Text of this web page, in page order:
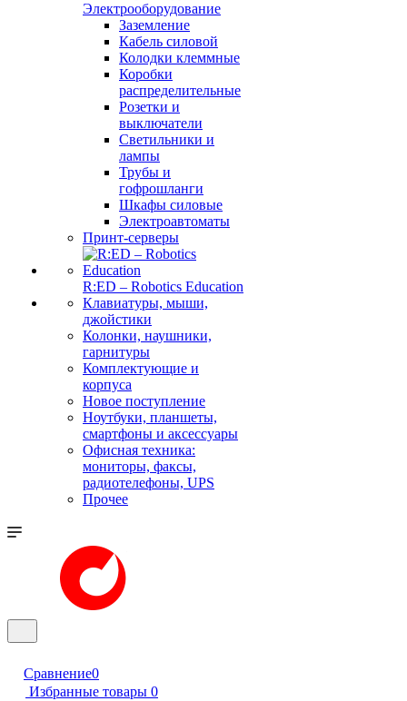
Электрооборудование
Заземление
Кабель силовой
Колодки клеммные
Коробки
распределительные
Розетки и
выключатели
Светильники и
лампы
Трубы и
гофрошланги
Шкафы силовые
Электроавтоматы
Принт-серверы
R:ED – Robotics Education
Клавиатуры, мыши,
джойстики
Колонки, наушники,
гарнитуры
Комплектующие и
корпуса
Новое поступление
Ноутбуки, планшеты,
смартфоны и аксессуары
Офисная техника:
мониторы, факсы,
радиотелефоны, UPS
Прочее
Сравнение0
Избранные товары 0